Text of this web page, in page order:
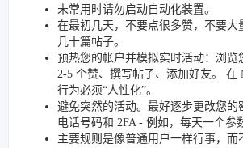
未常用时请勿启动自动化装置。
在最初几天，不要点很多赞，不要大
几十篇帖子。
预热您的帐户并模拟实时活动：浏览
2-5 个赞、撰写帖子、添加好友。 在
行为必须“人性化”。
避免突然的活动。最好逐步更改您的
电话号码和 2FA - 例如，每天一个参
主要规则是像普通用户一样行事，而